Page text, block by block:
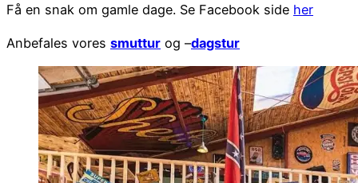
Få en snak om gamle dage. Se Facebook side her
Anbefales vores smuttur og –dagstur